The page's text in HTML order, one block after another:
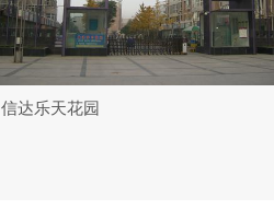
信达乐天花园